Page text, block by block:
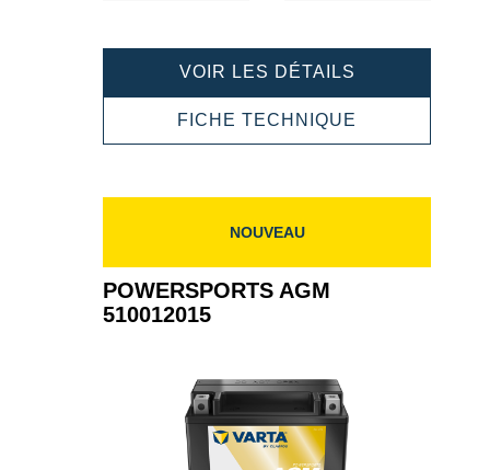
VOIR LES DÉTAILS
511902023
FICHE TECHNIQUE
NOUVEAU
POWERSPORTS AGM
510012015